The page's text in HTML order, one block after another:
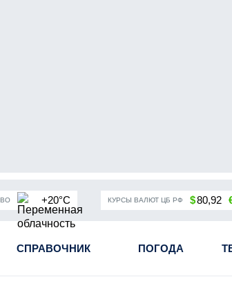
+20°C КУРСЫ ВАЛЮТ ЦБ РФ $80,92
СПРАВОЧНИК ПОГОДА
в России Угольная промышленность